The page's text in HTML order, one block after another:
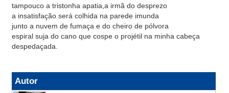
tampouco a tristonha apatia,a irmã do desprezo
a insatisfação será colhida na parede imunda
junto a nuvem de fumaça e do cheiro de pólvora
espiral suja do cano que cospe o projétil na minha cabeça
despedaçada.
Autor